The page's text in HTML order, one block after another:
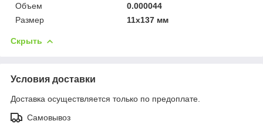
Объем
0.000044
Размер
11х137 мм
Скрыть
Условия доставки
Доставка осуществляется только по предоплате.
Самовывоз